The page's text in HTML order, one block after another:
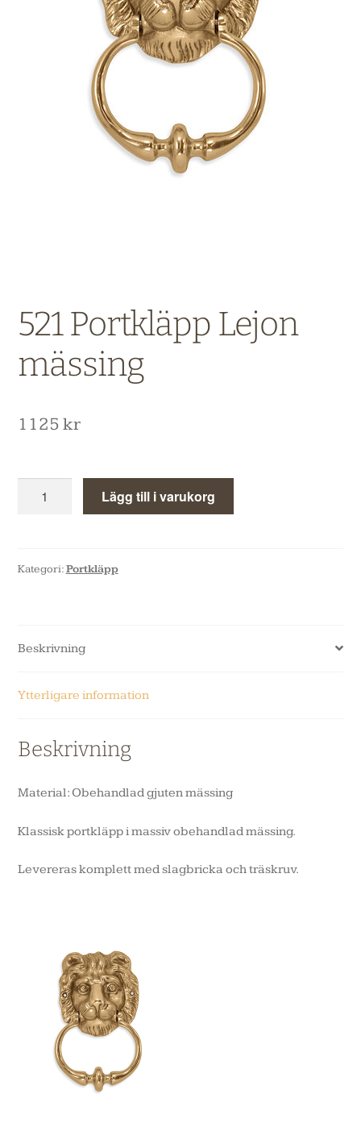
521 Portkläpp Lejon
mässing
1125kr
Lägg till i varukorg
Kategori:Portkläpp
Beskrivning
Ytterligare information
Beskrivning
Material: Obehandlad gjuten mässing
Klassisk portkläpp i massiv obehandlad mässing.
Levereras komplett med slagbricka och träskruv.